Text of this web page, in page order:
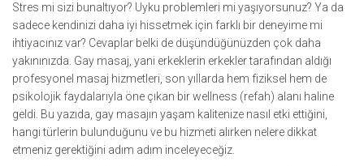
Stres mi sizi bunaltıyor? Uyku problemleri mi yaşıyorsunuz? Ya da
sadece kendinizi daha iyi hissetmek için farklı bir deneyime mi
ihtiyacınız var? Cevaplar belki de düşündüğünüzden çok daha
yakınınızda. Gay masaj, yani erkeklerin erkekler tarafından aldığı
profesyonel masaj hizmetleri, son yıllarda hem fiziksel hem de
psikolojik faydalarıyla öne çıkan bir wellness (refah) alanı haline
geldi. Bu yazıda, gay masajın yaşam kalitenize nasıl etki ettiğini,
hangi türlerin bulunduğunu ve bu hizmeti alırken nelere dikkat
etmeniz gerektiğini adım adım inceleyeceğiz.